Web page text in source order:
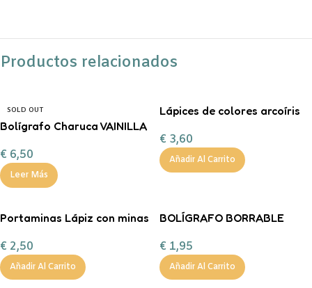
Productos relacionados
SOLD OUT
Bolígrafo Charuca VAINILLA
€ 6,50
Leer Más
Lápices de colores arcoíris
€ 3,60
Añadir Al Carrito
Portaminas Lápiz con minas
€ 2,50
Añadir Al Carrito
BOLÍGRAFO BORRABLE
€ 1,95
Añadir Al Carrito